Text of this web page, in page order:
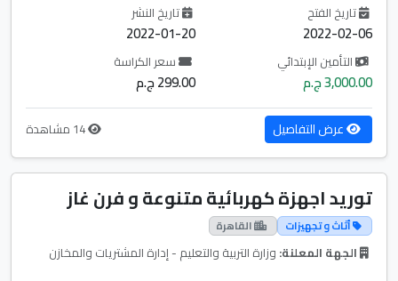
تاريخ الفتح
2022-02-06
تاريخ النشر
2022-01-20
التأمين الإبتدائي
3,000.00 ج.م
سعر الكراسة
299.00 ج.م
عرض التفاصيل
توريد اجهزة كهربائية متنوعة و فرن غاز
أثاث و تجهيزات القاهرة
الجهة المعلنة: وزارة التربية والتعليم - إدارة المشتريات والمخازن